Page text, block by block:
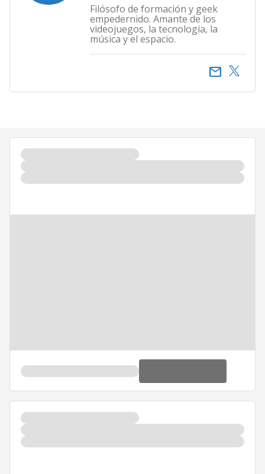
Filósofo de formación y geek
empedernido. Amante de los
videojuegos, la tecnología, la
música y el espacio.
email